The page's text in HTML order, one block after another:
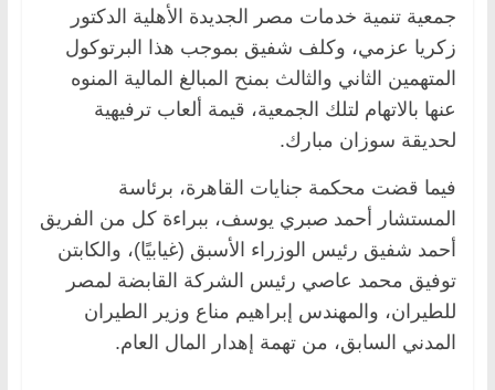
جمعية تنمية خدمات مصر الجديدة الأهلية الدكتور
زكريا عزمي، وكلف شفيق بموجب هذا البرتوكول
المتهمين الثاني والثالث بمنح المبالغ المالية المنوه
عنها بالاتهام لتلك الجمعية، قيمة ألعاب ترفيهية
لحديقة سوزان مبارك.
فيما قضت محكمة جنايات القاهرة، برئاسة
المستشار أحمد صبري يوسف، ببراءة كل من الفريق
أحمد شفيق رئيس الوزراء الأسبق (غيابيًا)، والكابتن
توفيق محمد عاصي رئيس الشركة القابضة لمصر
للطيران، والمهندس إبراهيم مناع وزير الطيران
المدني السابق، من تهمة إهدار المال العام.